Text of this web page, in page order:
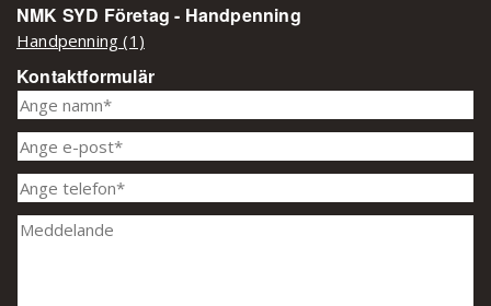
NMK SYD Företag - Handpenning
Handpenning (1)
Kontaktformulär